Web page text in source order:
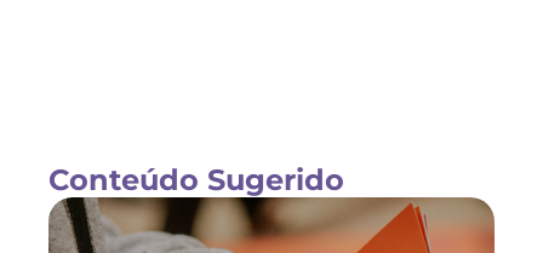
Conteúdo Sugerido